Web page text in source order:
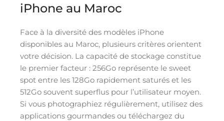
iPhone au Maroc
Face à la diversité des modèles iPhone
disponibles au Maroc, plusieurs critères orientent
votre décision. La capacité de stockage constitue
le premier facteur : 256Go représente le sweet
spot entre les 128Go rapidement saturés et les
512Go souvent superflus pour l’utilisateur moyen.
Si vous photographiez régulièrement, utilisez des
applications gourmandes ou téléchargez du